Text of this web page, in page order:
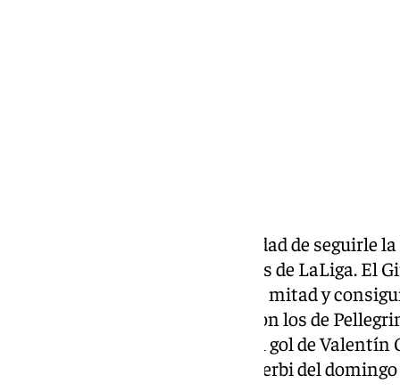
El Real Betis pierde la oportunidad de seguirle
lucha de los puestos Champions de LaLiga. El
a los verdiblancos en la primera mitad y
marcador al descanso. Mejoraron los de
marcada por la vuelta de Isco, el gol de
que no le permitirá estar en el derbi del